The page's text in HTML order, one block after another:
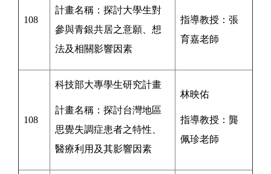
108
計畫名稱：探討大學生對
參與青銀共居之意願、想
法及相關影響因素
指導教授： 張
育嘉老師
108
科技部大專學生研究計畫
計畫名稱：探討台灣地區
思覺失調症患者之特性、
醫療利用及其影響因素
林映佑
指導教授： 龔
佩珍老師